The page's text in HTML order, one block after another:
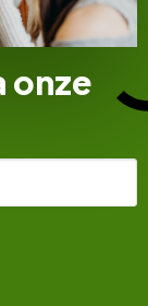
onze